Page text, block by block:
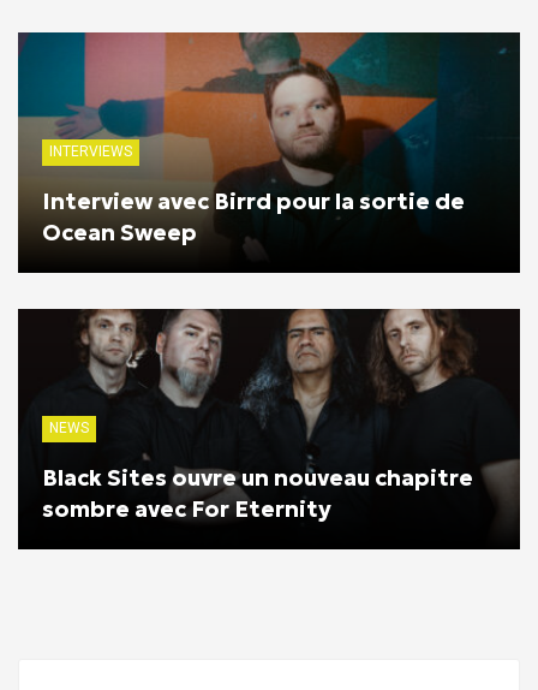
INTERVIEWS
Interview avec Birrd pour la sortie de
Ocean Sweep
NEWS
Black Sites ouvre un nouveau chapitre
sombre avec For Eternity